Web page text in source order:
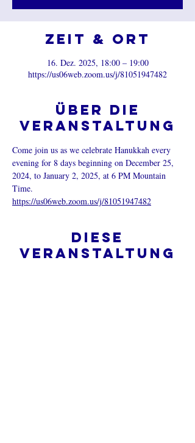
Zeit & Ort
16. Dez. 2025, 18:00 – 19:00
https://us06web.zoom.us/j/81051947482
Über die
Veranstaltung
Come join us as we celebrate Hanukkah every
evening for 8 days beginning on December 25,
2024, to January 2, 2025, at 6 PM Mountain
Time.
https://us06web.zoom.us/j/81051947482
Diese
Veranstaltung